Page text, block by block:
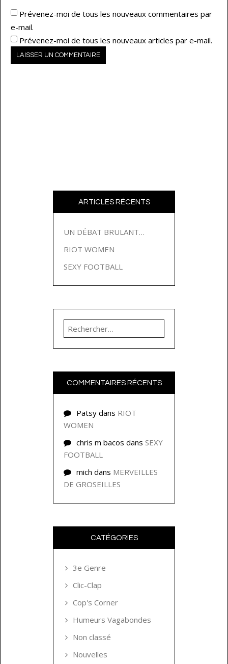
Prévenez-moi de tous les nouveaux commentaires par
e-mail.
Prévenez-moi de tous les nouveaux articles par e-mail.
ARTICLES RÉCENTS
UN DÉBAT BRULANT…
RIOT WOMEN
SEXY FOOTBALL
Rechercher :
COMMENTAIRES RÉCENTS
Patsy dans RIOT
WOMEN
chris m bacos dans SEXY
FOOTBALL
mich dans MERVEILLES
DE GROSEILLES
CATÉGORIES
3e Genre
Clic-Clap
Cop's Corner
Humeurs Vagabondes
Non classé
Nouvelles